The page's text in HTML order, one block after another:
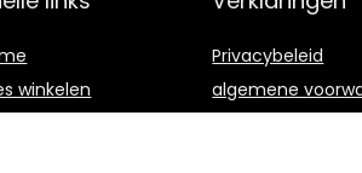
winkelen
Privacybeleid
algemene